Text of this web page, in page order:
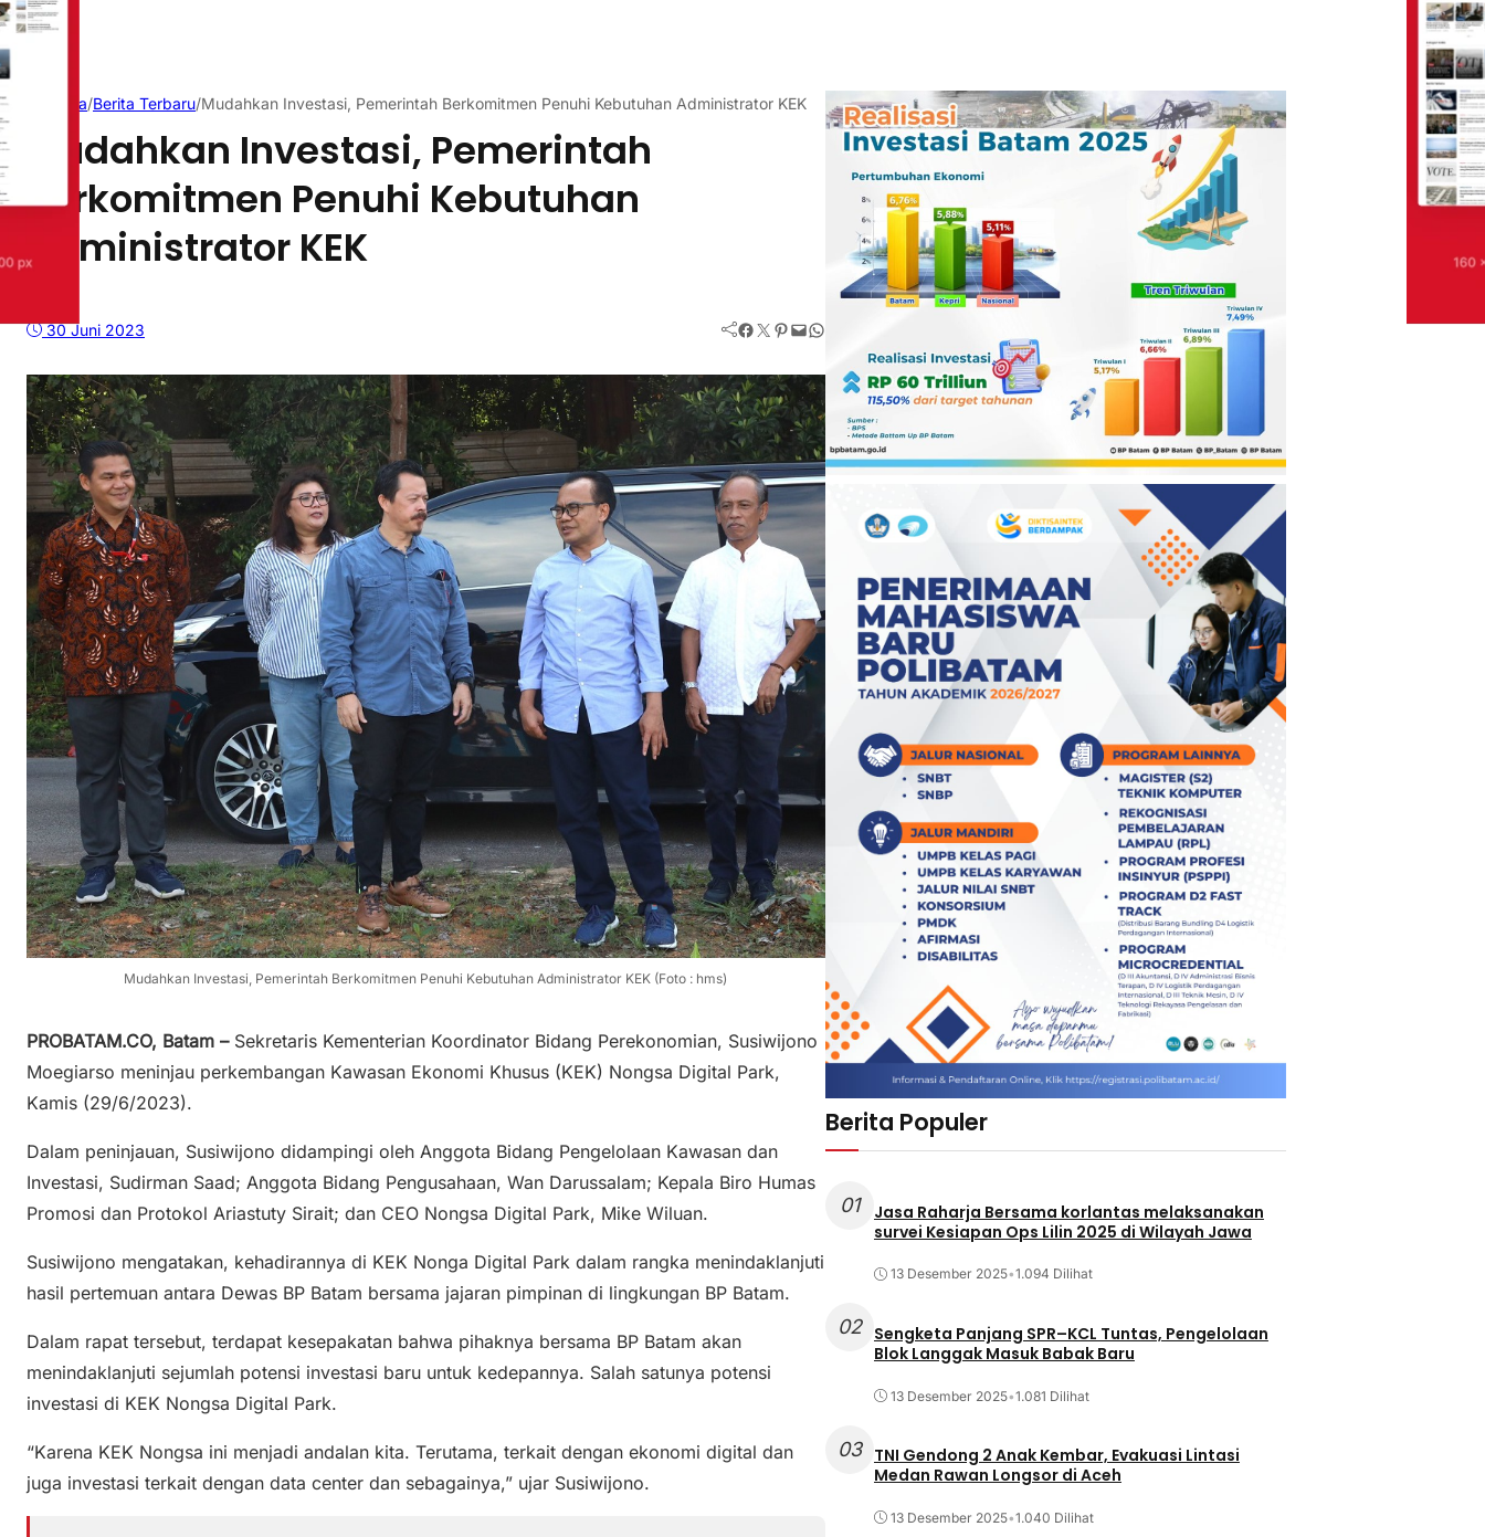
Beranda/Berita Terbaru/Mudahkan Investasi, Pemerintah Berkomitmen Penuhi Kebutuhan Administrator KEK
Mudahkan Investasi, Pemerintah
Berkomitmen Penuhi Kebutuhan
Administrator KEK
30 Juni 2023 Facebook Twitter Pinterest Mail WhatsApp
Mudahkan Investasi, Pemerintah Berkomitmen Penuhi Kebutuhan Administrator KEK (Foto : hms)
PROBATAM.CO, Batam –Sekretaris Kementerian Koordinator Bidang Perekonomian, Susiwijono
Moegiarso meninjau perkembangan Kawasan Ekonomi Khusus (KEK) Nongsa Digital Park,
Kamis (29/6/2023).
Dalam peninjauan, Susiwijono didampingi oleh Anggota Bidang Pengelolaan Kawasan dan
Investasi, Sudirman Saad; Anggota Bidang Pengusahaan, Wan Darussalam; Kepala Biro Humas
Promosi dan Protokol Ariastuty Sirait; dan CEO Nongsa Digital Park, Mike Wiluan.
Susiwijono mengatakan, kehadirannya di KEK Nonga Digital Park dalam rangka menindaklanjuti
hasil pertemuan antara Dewas BP Batam bersama jajaran pimpinan di lingkungan BP Batam.
Dalam rapat tersebut, terdapat kesepakatan bahwa pihaknya bersama BP Batam akan
menindaklanjuti sejumlah potensi investasi baru untuk kedepannya. Salah satunya potensi
investasi di KEK Nongsa Digital Park.
“Karena KEK Nongsa ini menjadi andalan kita. Terutama, terkait dengan ekonomi digital dan
juga investasi terkait dengan data center dan sebagainya,” ujar Susiwijono.
Berita Populer
01
Jasa Raharja Bersama korlantas melaksanakan
survei Kesiapan Ops Lilin 2025 di Wilayah Jawa
13 Desember 2025•1.094 Dilihat
02
Sengketa Panjang SPR–KCL Tuntas, Pengelolaan
Blok Langgak Masuk Babak Baru
13 Desember 2025•1.081 Dilihat
03
TNI Gendong 2 Anak Kembar, Evakuasi Lintasi
Medan Rawan Longsor di Aceh
13 Desember 2025•1.040 Dilihat